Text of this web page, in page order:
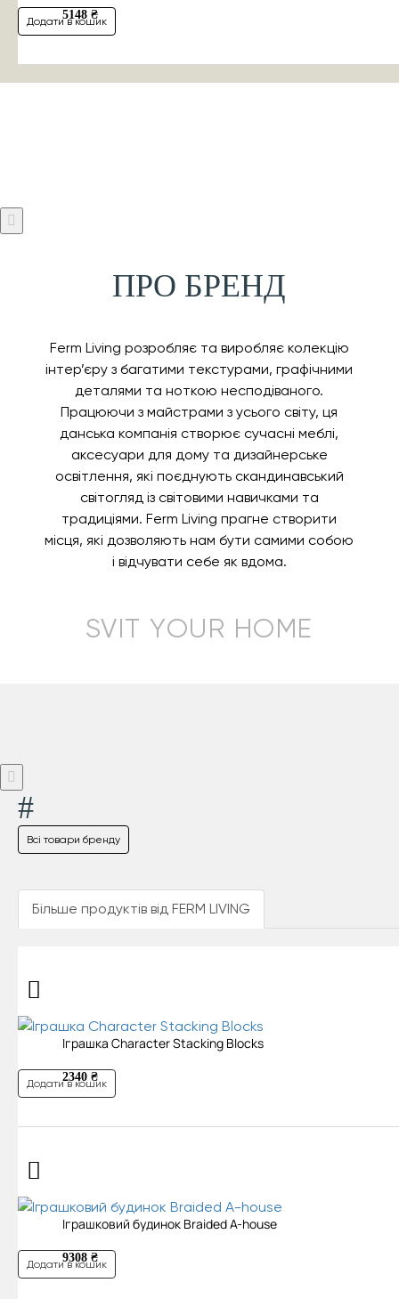
5148 ₴
Додати в кошик
ПРО БРЕНД
Ferm Living розробляє та виробляє колекцію
інтер’єру з багатими текстурами, графічними
деталями та ноткою несподіваного.
Працюючи з майстрами з усього світу, ця
данська компанія створює сучасні меблі,
аксесуари для дому та дизайнерське
освітлення, які поєднують скандинавський
світогляд із світовими навичками та
традиціями. Ferm Living прагне створити
місця, які дозволяють нам бути самими собою
і відчувати себе як вдома.
SVIT YOUR HOME
#
Всі товари бренду
Більше продуктів від FERM LIVING
Іграшка Character Stacking Blocks
2340 ₴
Додати в кошик
Іграшковий будинок Braided A-house
9308 ₴
Додати в кошик